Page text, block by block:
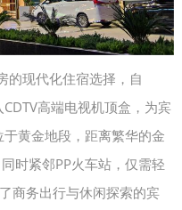
现代化住宿选择，自
高端电视机顶盒，为宾
黄金地段，距离繁华的金
时紧邻PP火车站，仅需轻
商务出行与休闲探索的宾